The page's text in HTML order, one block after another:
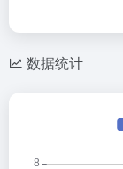
数据统计